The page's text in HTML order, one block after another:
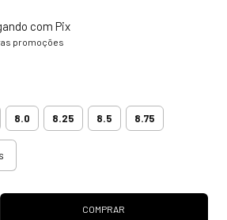
com Pix
promoções
8.0 8.25 8.5 8.75